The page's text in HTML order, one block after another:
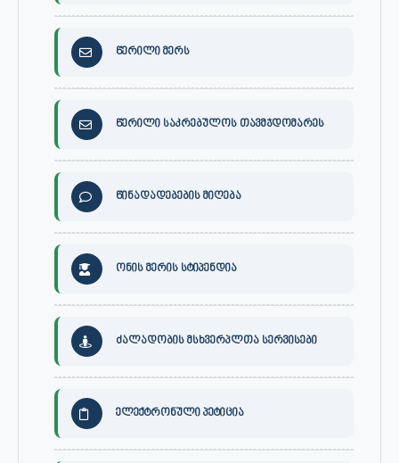
წერილი მერს
წერილი საკრებულოს თავმჯდომარეს
წინადადებების მიღება
ონის მერის სტიპენდია
ძალადობის მსხვერპლთა სერვისები
ელექტრონული პეტიცია